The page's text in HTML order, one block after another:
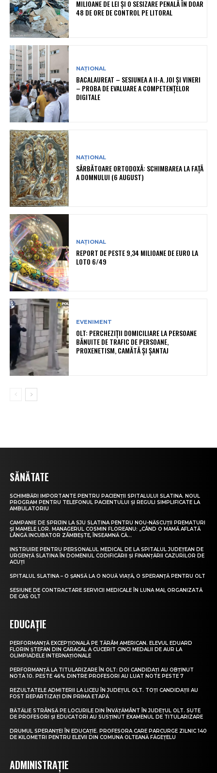
MILIOANE DE LEI ȘI O SESIZARE PENALĂ ÎN DOAR
48 DE ORE DE CONTROL PE LITORAL
NAȚIONAL
BACALAUREAT – SESIUNEA A II-A. JOI ȘI VINERI
– PROBA DE EVALUARE A COMPETENȚELOR
DIGITALE
NAȚIONAL
SĂRBĂTOARE ORTODOXĂ: SCHIMBAREA LA FAȚĂ
A DOMNULUI (6 AUGUST)
NAȚIONAL
REPORT DE PESTE 9,34 MILIOANE DE EURO LA
LOTO 6/49
EVENIMENT
OLT: PERCHEZIŢII DOMICILIARE LA PERSOANE
BĂNUITE DE TRAFIC DE PERSOANE,
PROXENETISM, CAMĂTĂ ŞI ŞANTAJ
SĂNĂTATE
SCHIMBĂRI IMPORTANTE PENTRU PACIENȚII SPITALULUI SLATINA. NOUL
PROGRAM PENTRU TELEFONUL PACIENTULUI ȘI REGULI SIMPLIFICATE LA
AMBULATORIU
CAMPANIE DE SPRIJIN LA SJU SLATINA PENTRU NOU-NĂSCUȚII PREMATURI
ȘI MAMELE LOR. MANAGERUL COSMIN FLOREANU: „CÂND O MAMĂ AFLATĂ
LÂNGĂ INCUBATOR ZÂMBEȘTE, ÎNSEAMNĂ CĂ...
INSTRUIRE PENTRU PERSONALUL MEDICAL DE LA SPITALUL JUDEȚEAN DE
URGENȚĂ SLATINA ÎN DOMENIUL CODIFICĂRII ȘI FINANȚĂRII CAZURILOR DE
ACUȚI
SPITALUL SLATINA – O ȘANSĂ LA O NOUĂ VIAȚĂ, O SPERANȚĂ PENTRU OLT
SESIUNE DE CONTRACTARE SERVICII MEDICALE ÎN LUNA MAI, ORGANIZATĂ
DE CAS OLT
EDUCAȚIE
PERFORMANȚĂ EXCEPȚIONALĂ PE TĂRÂM AMERICAN. ELEVUL EDUARD
FLORIN ȘTEFAN DIN CARACAL A CUCERIT CINCI MEDALII DE AUR LA
OLIMPIADELE INTERNAȚIONALE
PERFORMANȚĂ LA TITULARIZARE ÎN OLT: DOI CANDIDAȚI AU OBȚINUT
NOTA 10. PESTE 46% DINTRE PROFESORI AU LUAT NOTE PESTE 7
REZULTATELE ADMITERII LA LICEU ÎN JUDEȚUL OLT. TOȚI CANDIDAȚII AU
FOST REPARTIZAȚI DIN PRIMA ETAPĂ
BĂTĂLIE STRÂNSĂ PE LOCURILE DIN ÎNVĂȚĂMÂNT ÎN JUDEȚUL OLT. SUTE
DE PROFESORI ȘI EDUCATORI AU SUSȚINUT EXAMENUL DE TITULARIZARE
DRUMUL SPERANȚEI ÎN EDUCAȚIE. PROFESORA CARE PARCURGE ZILNIC 140
DE KILOMETRI PENTRU ELEVII DIN COMUNA OLTEANĂ FĂGEȚELU
ADMINISTRAȚIE